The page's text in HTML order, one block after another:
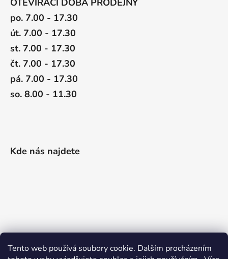
Tento web používá soubory cookie. Dalším procházením
OTEVÍRACÍ DOBA PRODEJNY
po. 7.00 - 17.30
út. 7.00 - 17.30
st. 7.00 - 17.30
čt. 7.00 - 17.30
pá. 7.00 - 17.30
so. 8.00 - 11.30
Kde nás najdete